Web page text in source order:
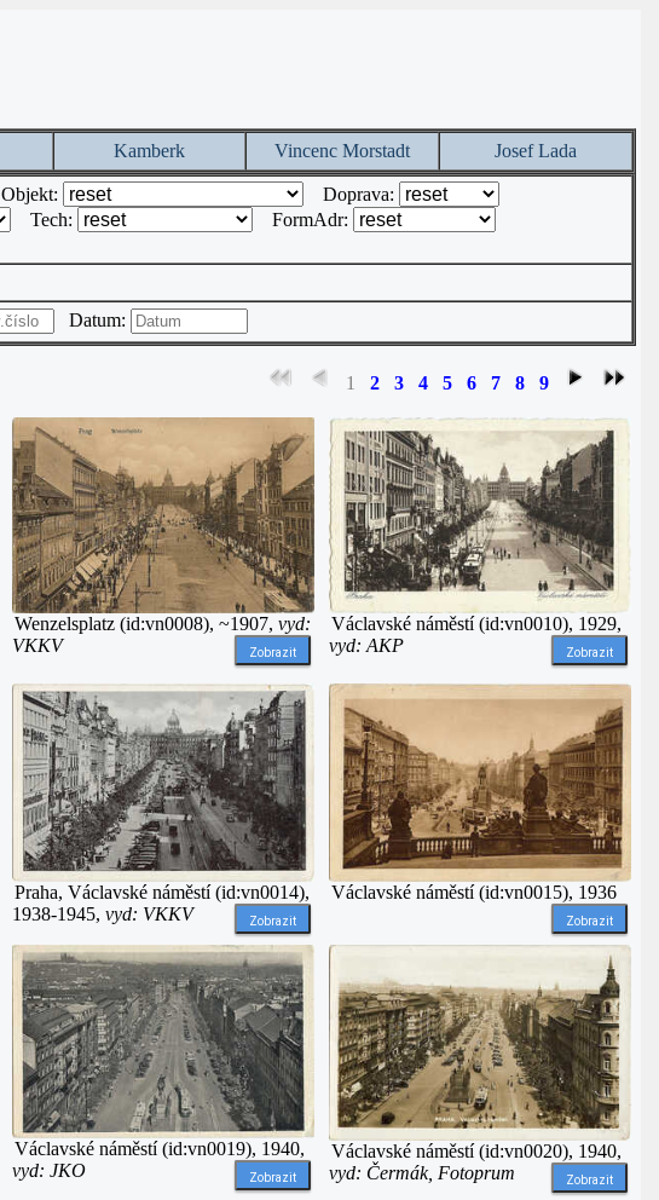
Kamberk Vincenc Morstadt Josef Lada
Objekt:
Doprava:
Tech:
FormAdr:
Datum:
1 2 3 4 5 6 7 8 9
Wenzelsplatz (id:vn0008), ~1907, vyd:
VKKV
Zobrazit
Václavské náměstí (id:vn0010), 1929,
vyd: AKP
Zobrazit
Praha, Václavské náměstí (id:vn0014),
1938-1945, vyd: VKKV Zobrazit
Václavské náměstí (id:vn0015), 1936
Zobrazit
Václavské náměstí (id:vn0019), 1940,
vyd: JKO
Zobrazit
Václavské náměstí (id:vn0020), 1940,
vyd: Čermák, Fotoprum
Zobrazit